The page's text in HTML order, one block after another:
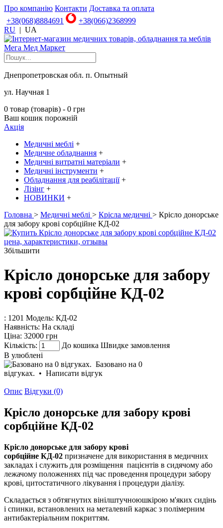
Про компанію Контакти Доставка та оплата
+38(068)8884691
+38(066)2368999
RU | UA
Днепропетровская обл. п. Опытный
ул. Научная 1
0 товар (товарів) - 0 грн
Ваш кошик порожній
Акція
Медичні меблі +
Медичне обладнання +
Медичні витратні матеріали +
Медичні інструменти +
Обладнання для реабілітації +
Лізінг +
НОВИНКИ +
Головна > Медичні меблі > Крісла медичні > Крісло донорське
для забору крові сорбційне КД-02
Збільшити
Крісло донорське для забору
крові сорбційне КД-02
: 1201 Модель: КД-02
Наявність: На складі
Ціна: 32000 грн
Кількість:
До кошика Швидке замовлення
В улюблені
Базовано на 0
відгуках. • Написати відгук
Опис Відгуки (0)
Крісло донорське для забору крові
сорбційне КД-02
Крісло донорське для забору крові
сорбційне КД-02 призначене для використання в медичних
закладах і служить для розміщення пацієнтів в сидячому або
лежачому положеннях під час проведення процедури забору
крові, цитостатичного лікування і процедури діалізу.
Складається з обтягнутих вінілштучноюшкірою м'яких сидінь
і спинки, встановлених на металевий каркас з полімерним
антибактеріальним покриттям.